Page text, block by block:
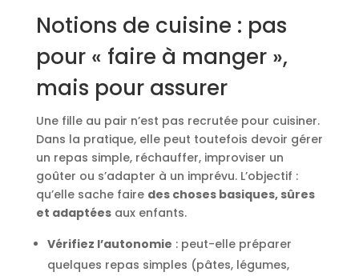
Notions de cuisine : pas
pour « faire à manger »,
mais pour assurer
Une fille au pair n’est pas recrutée pour cuisiner.
Dans la pratique, elle peut toutefois devoir gérer
un repas simple, réchauffer, improviser un
goûter ou s’adapter à un imprévu. L’objectif :
qu’elle sache faire des choses basiques, sûres
et adaptéesaux enfants.
Vérifiez l’autonomie : peut-elle préparer
quelques repas simples (pâtes, légumes,